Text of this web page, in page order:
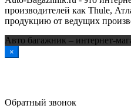
производителей как Thule,
продукцию от ведущих
Авто багажник – интернет-
×
Обратный звонок